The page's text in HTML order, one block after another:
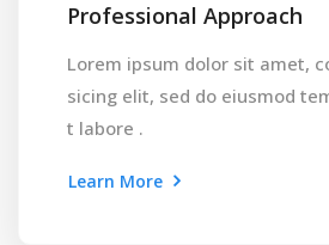
Professional Approach
Lorem ipsum dolor sit amet,
sicing elit, sed do eiusmod
t labore .
Learn More